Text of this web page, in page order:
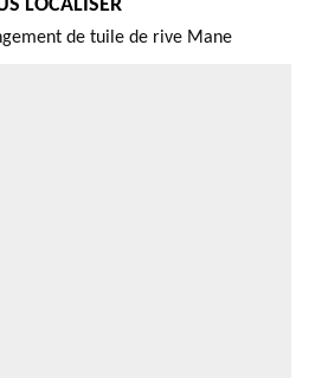
LOCALISER
de tuile de rive Mane